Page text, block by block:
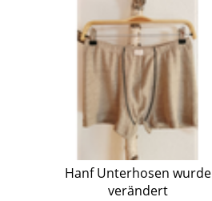
Hanf Unterhosen wurde
verändert